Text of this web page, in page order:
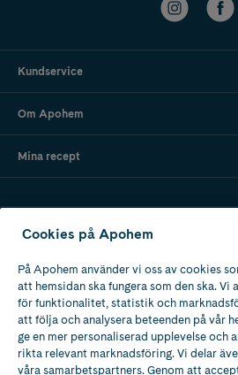
Kundservice
Om Apohem
Mina recept
Ladda ner vår app
Apotek med tillstånd
av Läkemedelsverket
Cookies på Apohem
På Apohem använder vi oss av cookies
att hemsidan ska fungera som den ska. Vi
för funktionalitet, statistik och
att följa och analysera beteenden på vår
ge en mer personaliserad upplevelse och
rikta relevant marknadsföring. Vi delar
våra samarbetspartners. Genom att